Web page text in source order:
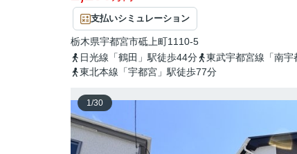
支払いシミュレーション
栃木県宇都宮市砥上町1110-5
日光線「鶴田」駅徒歩44分
東武宇都宮線「南
東北本線「宇都宮」駅徒歩77分
1/30